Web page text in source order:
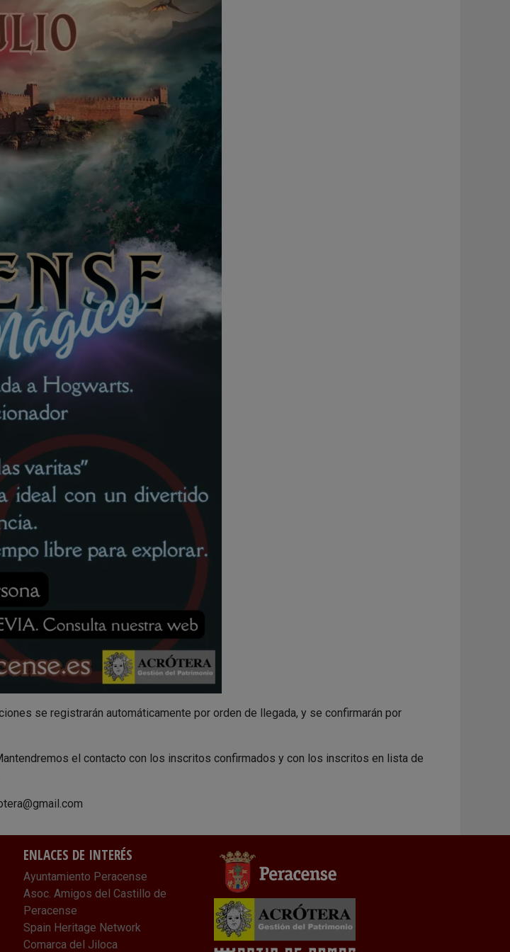
se registrarán automáticamente por orden de llegada, y se confirmarán por
el contacto con los inscritos confirmados y con los inscritos en lista de
ENLACES DE INTERÉS
Ayuntamiento Peracense
Asoc. Amigos del Castillo de
Peracense
Spain Heritage Network
Comarca del Jiloca